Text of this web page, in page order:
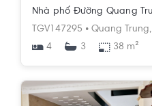
TGV147295 • Quang Trung,
4
3 38 m²